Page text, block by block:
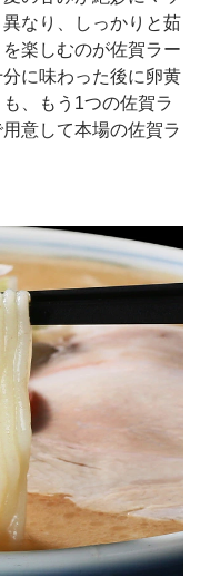
なり、しっかりと茹
楽しむのが佐賀ラー
に味わった後に卵黄
、もう1つの佐賀ラ
意して本場の佐賀ラ